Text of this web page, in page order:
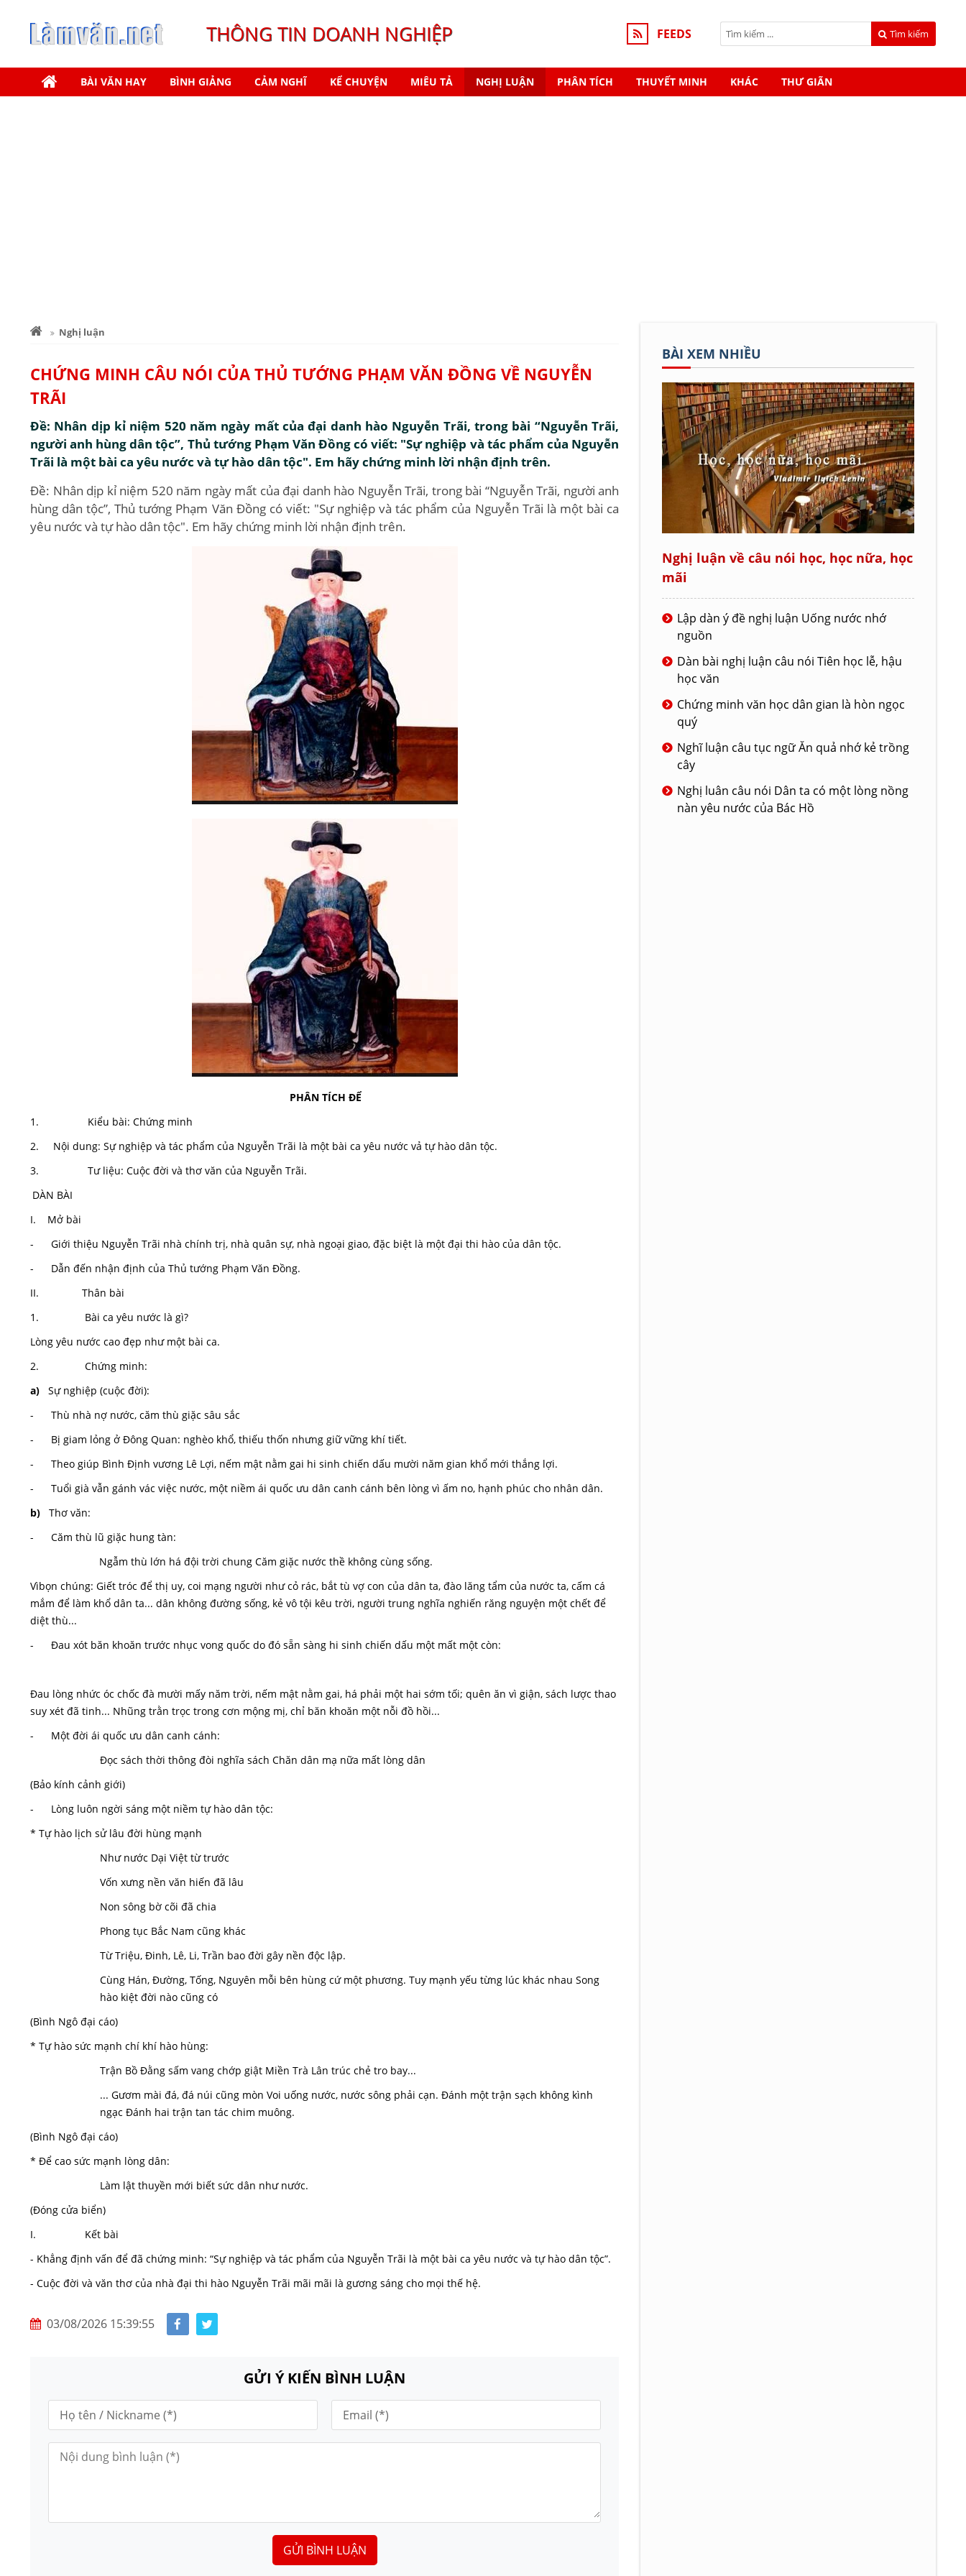
THÔNG TIN DOANH NGHIỆP FEEDS Tìm kiếm
BÀI VĂN HAY BÌNH GIẢNG CẢM NGHĨ KỂ CHUYỆN MIÊU TẢ NGHỊ LUẬN PHÂN TÍCH THUYẾT MINH KHÁC THƯ GIÃN
Nghị luận
CHỨNG MINH CÂU NÓI CỦA THỦ TƯỚNG PHẠM VĂN ĐỒNG VỀ NGUYỄN
TRÃI
Đề: Nhân dịp kỉ niệm 520 năm ngày mất của đại danh hào Nguyễn Trãi, trong bài “Nguyễn Trãi,
người anh hùng dân tộc”, Thủ tướng Phạm Văn Đồng có viết: "Sự nghiệp và tác phẩm của Nguyễn
Trãi là một bài ca yêu nước và tự hào dân tộc". Em hãy chứng minh lời nhận định trên.
Đề: Nhân dịp kỉ niệm 520 năm ngày mất của đại danh hào Nguyễn Trãi, trong bài “Nguyễn Trãi, người anh
hùng dân tộc”, Thủ tướng Phạm Văn Đồng có viết: "Sự nghiệp và tác phẩm của Nguyễn Trãi là một bài ca
yêu nước và tự hào dân tộc". Em hãy chứng minh lời nhận định trên.
PHÂN TÍCH ĐỂ
1. Kiểu bài: Chứng minh
2. Nội dung: Sự nghiệp và tác phẩm của Nguyễn Trãi là một bài ca yêu nước vả tự hào dân tộc.
3. Tư liệu: Cuộc đời và thơ văn của Nguyễn Trãi.
DÀN BÀI
I. Mở bài
- Giới thiệu Nguyễn Trãi nhà chính trị, nhà quân sự, nhà ngoại giao, đặc biệt là một đại thi hào của dân tộc.
- Dẫn đến nhận định của Thủ tướng Phạm Văn Đồng.
II. Thân bài
1. Bài ca yêu nước là gì?
Lòng yêu nước cao đẹp như một bài ca.
2. Chứng minh:
a) Sự nghiệp (cuộc đời):
- Thù nhà nợ nước, căm thù giặc sâu sắc
- Bị giam lỏng ở Đông Quan: nghèo khổ, thiếu thốn nhưng giữ vững khí tiết.
- Theo giúp Bình Định vương Lê Lợi, nếm mật nằm gai hi sinh chiến dấu mười năm gian khổ mới thắng lợi.
- Tuổi già vẫn gánh vác việc nước, một niềm ái quốc ưu dân canh cánh bên lòng vì ấm no, hạnh phúc cho nhân dân.
b) Thơ văn:
- Căm thù lũ giặc hung tàn:
Ngẫm thù lớn há đội trời chung Căm giặc nước thề không cùng sống.
Vìbọn chúng: Giết tróc để thị uy, coi mạng người như cỏ rác, bắt tù vợ con của dân ta, đào lăng tẩm của nước ta, cấm cá
mắm để làm khổ dân ta... dân không đường sống, kẻ vô tội kêu trời, người trung nghĩa nghiến răng nguyện một chết để
diệt thù...
- Đau xót băn khoăn trước nhục vong quốc do đó sẵn sàng hi sinh chiến dấu một mất một còn:
Đau lòng nhức óc chốc đà mười mấy năm trời, nếm mật nằm gai, há phải một hai sớm tối; quên ăn vì giận, sách lược thao
suy xét đã tinh... Nhũng trằn trọc trong cơn mộng mị, chỉ băn khoăn một nỗi đồ hồi...
- Một đời ái quốc ưu dân canh cánh:
Đọc sách thời thông đòi nghĩa sách Chăn dân mạ nữa mất lòng dân
(Bảo kính cảnh giới)
- Lòng luôn ngời sáng một niềm tự hào dân tộc:
* Tự hào lịch sử lâu đời hùng mạnh
Như nước Dại Việt từ trước
Vốn xưng nền văn hiến đã lâu
Non sông bờ cõi đã chia
Phong tục Bắc Nam cũng khác
Từ Triệu, Đinh, Lê, Li, Trần bao đời gây nền độc lập.
Cùng Hán, Đường, Tống, Nguyên mỗi bên hùng cứ một phương. Tuy mạnh yếu từng lúc khác nhau Song
hào kiệt đời nào cũng có
(Bình Ngô đại cáo)
* Tự hào sức mạnh chí khí hào hùng:
Trận Bồ Đằng sấm vang chớp giật Miền Trà Lân trúc chẻ tro bay...
... Gươm mài đá, đá núi cũng mòn Voi uống nước, nước sông phải cạn. Đánh một trận sạch không kình
ngạc Đánh hai trận tan tác chim muông.
(Bình Ngô đại cáo)
* Để cao sức mạnh lòng dân:
Làm lật thuyền mới biết sức dân như nước.
(Đóng cửa biển)
I. Kết bài
- Khẳng định vấn để đã chứng minh: “Sự nghiệp và tác phẩm của Nguyễn Trãi là một bài ca yêu nước và tự hào dân tộc”.
- Cuộc đời và văn thơ của nhà đại thi hào Nguyễn Trãi mãi mãi là gương sáng cho mọi thế hệ.
03/08/2026 15:39:55
GỬI Ý KIẾN BÌNH LUẬN
GỬI BÌNH LUẬN
BÀI XEM NHIỀU
Nghị luận về câu nói học, học nữa, học
mãi
Lập dàn ý đề nghị luận Uống nước nhớ
nguồn
Dàn bài nghị luận câu nói Tiên học lễ, hậu
học văn
Chứng minh văn học dân gian là hòn ngọc
quý
Nghĩ luận câu tục ngữ Ăn quả nhớ kẻ trồng
cây
Nghị luân câu nói Dân ta có một lòng nồng
nàn yêu nước của Bác Hồ